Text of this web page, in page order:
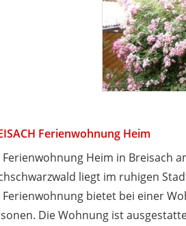
Ferienwohnung Heim
Ferienwohnung Heim in Breisach
liegt im ruhigen
Ferienwohnung bietet bei einer
Die Wohnung ist